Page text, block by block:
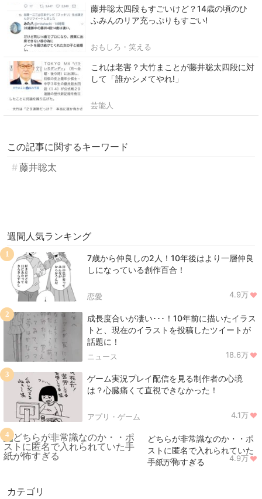
藤井聡太四段もすごいけど？14歳の頃のひ
ふみんのリア充っぷりもすごい!
おもしろ・笑える
これは老害？大竹まことが藤井聡太四段に対
して「誰かシメてやれ!」
芸能人
この記事に関するキーワード
藤井聡太
週間人気ランキング
7歳から仲良しの2人！10年後はより一層仲良
しになっている創作百合！
恋愛 4.9万
1
成長度合いが凄い･･･！10年前に描いたイラス
トと、現在のイラストを投稿したツイートが
話題に！
ニュース 18.6万
2
ゲーム実況プレイ配信を見る制作者の心境
は？心臓痛くて直視できなかった！
アプリ・ゲーム 4.1万
3
どちらが非常識なのか・・ポ
ストに匿名で入れられていた
手紙が怖すぎる
ニュース 4.9万
4
カテゴリ